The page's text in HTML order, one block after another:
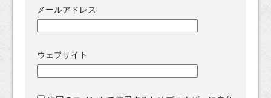
メールアドレス
ウェブサイト